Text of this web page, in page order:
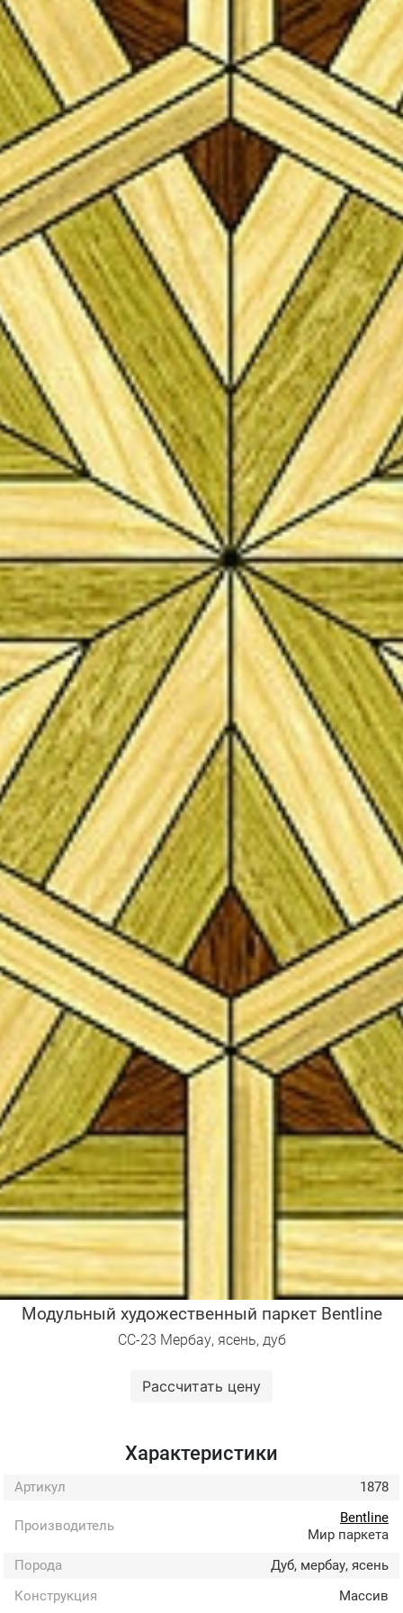
Модульный художественный паркет Bentline
СС-23 Мербау, ясень, дуб
Рассчитать цену
Характеристики
Артикул 1878
Производитель
Bentline
Мир паркета
Порода
Дуб, мербау, ясень
Конструкция
Массив